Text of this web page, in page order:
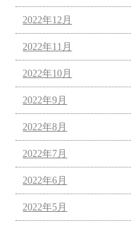
2022年12月
2022年11月
2022年10月
2022年9月
2022年8月
2022年7月
2022年6月
2022年5月